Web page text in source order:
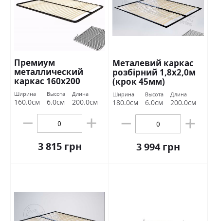
Премиум
металлический
каркас 160х200
Миромарк
Ширина
160.0см
Высота
6.0см
Длина
200.0см
3 815 грн
Металевий каркас
розбірний 1,8х2,0м
(крок 45мм)
Ширина
180.0см
Высота
6.0см
Длина
200.0см
3 994 грн